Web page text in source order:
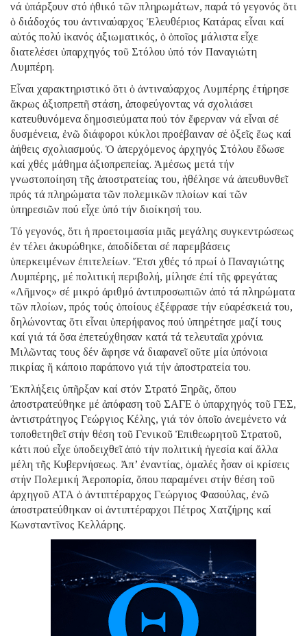
νά ὑπάρξουν στό ἠθικό τῶν πληρωμάτων, παρά τό γεγονός ὅτι
ὁ διάδοχός του ἀντιναύαρχος Ἐλευθέριος Κατάρας εἶναι καί
αὐτός πολύ ἱκανός ἀξιωματικός, ὁ ὁποῖος μάλιστα εἶχε
διατελέσει ὑπαρχηγός τοῦ Στόλου ὑπό τόν Παναγιώτη
Λυμπέρη.
Εἶναι χαρακτηριστικό ὅτι ὁ ἀντιναύαρχος Λυμπέρης ἐτήρησε
ἄκρως ἀξιοπρεπῆ στάση, ἀποφεύγοντας νά σχολιάσει
κατευθυνόμενα δημοσιεύματα πού τόν ἔφερναν νά εἶναι σέ
δυσμένεια, ἐνῶ διάφοροι κύκλοι προέβαιναν σέ ὀξεῖς ἕως καί
ἀήθεις σχολιασμούς. Ὁ ἀπερχόμενος ἀρχηγός Στόλου ἔδωσε
καί χθές μάθημα ἀξιοπρεπείας. Ἀμέσως μετά τήν
γνωστοποίηση τῆς ἀποστρατείας του, ἠθέλησε νά ἀπευθυνθεῖ
πρός τά πληρώματα τῶν πολεμικῶν πλοίων καί τῶν
ὑπηρεσιῶν πού εἶχε ὑπό τήν διοίκησή του.
Τό γεγονός, ὅτι ἡ προετοιμασία μιᾶς μεγάλης συγκεντρώσεως
ἐν τέλει ἀκυρώθηκε, ἀποδίδεται σέ παρεμβάσεις
ὑπερκειμένων ἐπιτελείων. Ἔτσι χθές τό πρωί ὁ Παναγιώτης
Λυμπέρης, μέ πολιτική περιβολή, μίλησε ἐπί τῆς φρεγάτας
«Λῆμνος» σέ μικρό ἀριθμό ἀντιπροσωπιῶν ἀπό τά πληρώματα
τῶν πλοίων, πρός τούς ὁποίους ἐξέφρασε τήν εὐαρέσκειά του,
δηλώνοντας ὅτι εἶναι ὑπερήφανος πού ὑπηρέτησε μαζί τους
καί γιά τά ὅσα ἐπετεύχθησαν κατά τά τελευταῖα χρόνια.
Μιλῶντας τους δέν ἄφησε νά διαφανεῖ οὔτε μία ὑπόνοια
πικρίας ἤ κάποιο παράπονο γιά τήν ἀποστρατεία του.
Ἐκπλήξεις ὑπῆρξαν καί στόν Στρατό Ξηρᾶς, ὅπου
ἀποστρατεύθηκε μέ ἀπόφαση τοῦ ΣΑΓΕ ὁ ὑπαρχηγός τοῦ ΓΕΣ,
ἀντιστράτηγος Γεώργιος Κέλης, γιά τόν ὁποῖο ἀνεμένετο νά
τοποθετηθεῖ στήν θέση τοῦ Γενικοῦ Ἐπιθεωρητοῦ Στρατοῦ,
κάτι πού εἶχε ὑποδειχθεῖ ἀπό τήν πολιτική ἡγεσία καί ἄλλα
μέλη τῆς Κυβερνήσεως. Ἀπ’ ἐναντίας, ὁμαλές ἦσαν οἱ κρίσεις
στήν Πολεμική Ἀεροπορία, ὅπου παραμένει στήν θέση τοῦ
ἀρχηγοῦ ΑΤΑ ὁ ἀντιπτέραρχος Γεώργιος Φασούλας, ἐνῶ
ἀποστρατεύθηκαν οἱ ἀντιπτέραρχοι Πέτρος Χατζήρης καί
Κωνσταντῖνος Κελλάρης.